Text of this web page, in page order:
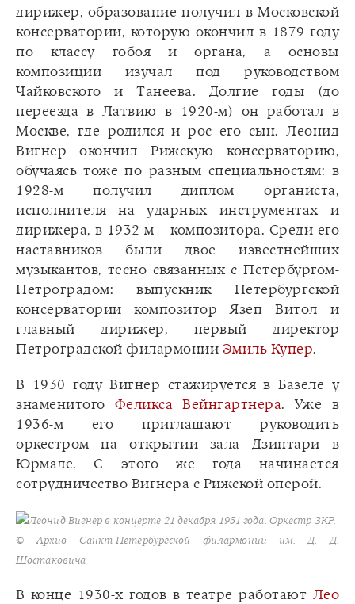
дирижер, образование получил в Московской
консерватории, которую окончил в 1879 году
по классу гобоя и органа, а основы
композиции изучал под руководством
Чайковского и Танеева. Долгие годы (до
переезда в Латвию в 1920-м) он работал в
Москве, где родился и рос его сын. Леонид
Вигнер окончил Рижскую консерваторию,
обучаясь тоже по разным специальностям: в
1928-м получил диплом органиста,
исполнителя на ударных инструментах и
дирижера, в 1932-м – композитора. Среди его
наставников были двое известнейших
музыкантов, тесно связанных с Петербургом-
Петроградом: выпускник Петербургской
консерватории композитор Язеп Витол и
главный дирижер, первый директор
Петроградской филармонии Эмиль Купер.
В 1930 году Вигнер стажируется в Базеле у
знаменитого Феликса Вейнгартнера. Уже в
1936-м его приглашают руководить
оркестром на открытии зала Дзинтари в
Юрмале. С этого же года начинается
сотрудничество Вигнера с Рижской оперой.
Леонид Вигнер в концерте 21 декабря 1951 года. Оркестр ЗКР.
© Архив Санкт-Петербургской филармонии им. Д. Д.
Шостаковича
В конце 1930-х годов в театре работают Лео